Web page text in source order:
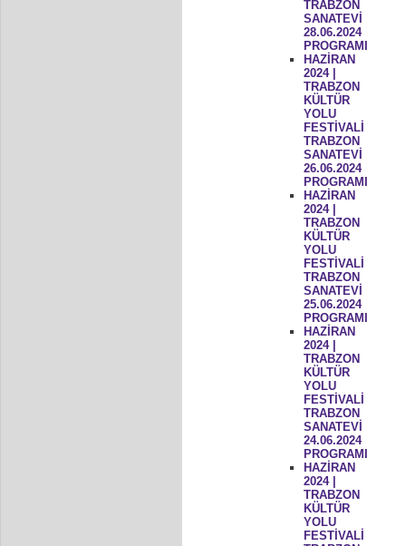
TRABZON
SANATEVİ
28.06.2024
PROGRAMI
HAZİRAN
2024 |
TRABZON
KÜLTÜR
YOLU
FESTİVALİ
TRABZON
SANATEVİ
26.06.2024
PROGRAMI
HAZİRAN
2024 |
TRABZON
KÜLTÜR
YOLU
FESTİVALİ
TRABZON
SANATEVİ
25.06.2024
PROGRAMI
HAZİRAN
2024 |
TRABZON
KÜLTÜR
YOLU
FESTİVALİ
TRABZON
SANATEVİ
24.06.2024
PROGRAMI
HAZİRAN
2024 |
TRABZON
KÜLTÜR
YOLU
FESTİVALİ